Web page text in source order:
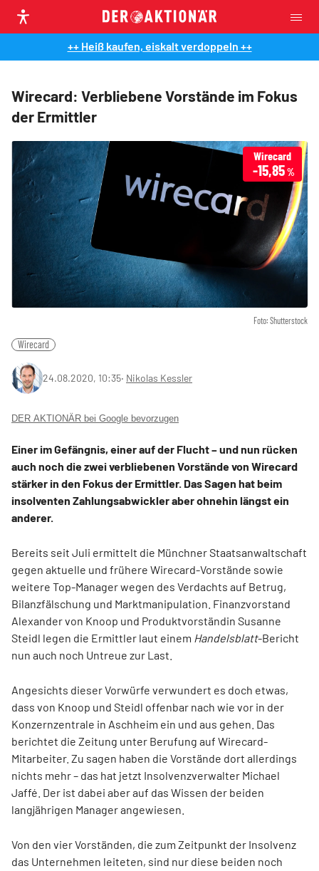
++ Heiß kaufen, eiskalt verdoppeln ++
Wirecard: Verbliebene Vorstände im Fokus
der Ermittler
Foto: Shutterstock
Wirecard
-15,85%
Wirecard
24.08.2020, 10:35‧ Nikolas Kessler
DER AKTIONÄR bei Google bevorzugen
Einer im Gefängnis, einer auf der Flucht – und nun rücken
auch noch die zwei verbliebenen Vorstände von Wirecard
stärker in den Fokus der Ermittler. Das Sagen hat beim
insolventen Zahlungsabwickler aber ohnehin längst ein
anderer.
Bereits seit Juli ermittelt die Münchner Staatsanwaltschaft
gegen aktuelle und frühere Wirecard-Vorstände sowie
weitere Top-Manager wegen des Verdachts auf Betrug,
Bilanzfälschung und Marktmanipulation. Finanzvorstand
Alexander von Knoop und Produktvorständin Susanne
Steidl legen die Ermittler laut einem Handelsblatt-Bericht
nun auch noch Untreue zur Last.
Angesichts dieser Vorwürfe verwundert es doch etwas,
dass von Knoop und Steidl offenbar nach wie vor in der
Konzernzentrale in Aschheim ein und aus gehen. Das
berichtet die Zeitung unter Berufung auf Wirecard-
Mitarbeiter. Zu sagen haben die Vorstände dort allerdings
nichts mehr – das hat jetzt Insolvenzverwalter Michael
Jaffé. Der ist dabei aber auf das Wissen der beiden
langjährigen Manager angewiesen.
Von den vier Vorständen, die zum Zeitpunkt der Insolvenz
das Unternehmen leiteten, sind nur diese beiden noch